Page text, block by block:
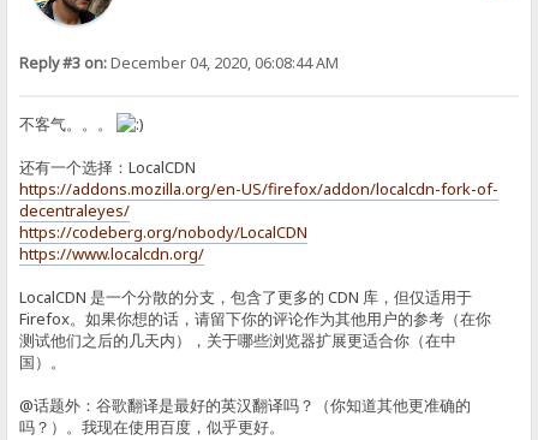
Reply #3 on:December 04, 2020, 06:08:44 AM
不客气。。。
还有一个选择：LocalCDN
https://addons.mozilla.org/en-US/firefox/addon/localcdn-fork-of-
decentraleyes/
https://codeberg.org/nobody/LocalCDN
https://www.localcdn.org/
LocalCDN 是一个分散的分支，包含了更多的 CDN 库，但仅适用于
Firefox。如果你想的话，请留下你的评论作为其他用户的参考（在你
测试他们之后的几天内），关于哪些浏览器扩展更适合你（在中
国）。
@话题外：谷歌翻译是最好的英汉翻译吗？（你知道其他更准确的
吗？）。我现在使用百度，似乎更好。